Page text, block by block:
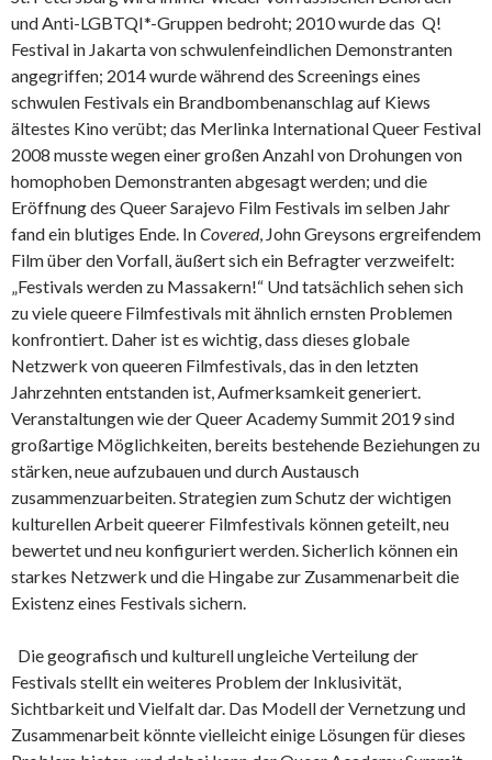
und Anti-LGBTQI*-Gruppen bedroht; 2010 wurde das Q!
Festival in Jakarta von schwulenfeindlichen Demonstranten
angegriffen; 2014 wurde während des Screenings eines
schwulen Festivals ein Brandbombenanschlag auf Kiews
ältestes Kino verübt; das Merlinka International Queer Festival
2008 musste wegen einer großen Anzahl von Drohungen von
homophoben Demonstranten abgesagt werden; und die
Eröffnung des Queer Sarajevo Film Festivals im selben Jahr
fand ein blutiges Ende. InCovered, John Greysons ergreifendem
Film über den Vorfall, äußert sich ein Befragter verzweifelt:
„Festivals werden zu Massakern!“ Und tatsächlich sehen sich
zu viele queere Filmfestivals mit ähnlich ernsten Problemen
konfrontiert. Daher ist es wichtig, dass dieses globale
Netzwerk von queeren Filmfestivals, das in den letzten
Jahrzehnten entstanden ist, Aufmerksamkeit generiert.
Veranstaltungen wie der Queer Academy Summit 2019 sind
großartige Möglichkeiten, bereits bestehende Beziehungen zu
stärken, neue aufzubauen und durch Austausch
zusammenzuarbeiten. Strategien zum Schutz der wichtigen
kulturellen Arbeit queerer Filmfestivals können geteilt, neu
bewertet und neu konfiguriert werden. Sicherlich können ein
starkes Netzwerk und die Hingabe zur Zusammenarbeit die
Existenz eines Festivals sichern.
Die geografisch und kulturell ungleiche Verteilung der
Festivals stellt ein weiteres Problem der Inklusivität,
Sichtbarkeit und Vielfalt dar. Das Modell der Vernetzung und
Zusammenarbeit könnte vielleicht einige Lösungen für dieses